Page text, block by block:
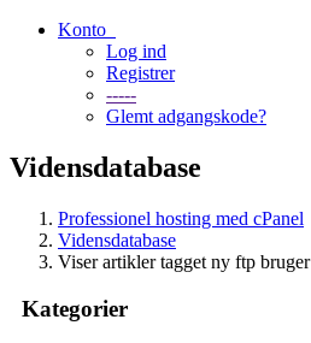
Konto
Log ind
Registrer
-----
Glemt adgangskode?
Vidensdatabase
Professionel hosting med cPanel
Vidensdatabase
Viser artikler tagget ny ftp bruger
Kategorier